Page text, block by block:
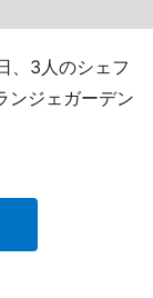
、3人のシェフ
ンジェガーデン